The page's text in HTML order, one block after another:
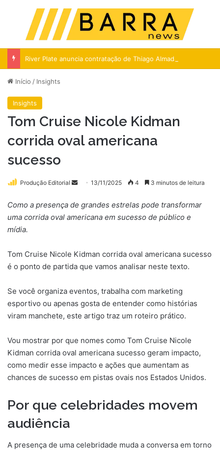
Menu
Início / Insights
Insights
Tom Cruise Nicole Kidman
corrida oval americana
sucesso
Produção Editorial
Mande
e-
mail
13/11/2025 4 3 minutos de leitura
Como a presença de grandes estrelas pode transformar
uma corrida oval americana em sucesso de público e
mídia.
Tom Cruise Nicole Kidman corrida oval americana sucesso
é o ponto de partida que vamos analisar neste texto.
Se você organiza eventos, trabalha com marketing
esportivo ou apenas gosta de entender como histórias
viram manchete, este artigo traz um roteiro prático.
Vou mostrar por que nomes como Tom Cruise Nicole
Kidman corrida oval americana sucesso geram impacto,
como medir esse impacto e ações que aumentam as
chances de sucesso em pistas ovais nos Estados Unidos.
Por que celebridades movem
audiência
A presença de uma celebridade muda a conversa em torno